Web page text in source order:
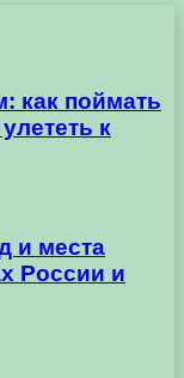
как поймать
к
и места
России и